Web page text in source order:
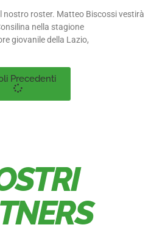
nostro roster. Matteo Biscossi vestirà
nella stagione
giovanile della Lazio,
Precedenti